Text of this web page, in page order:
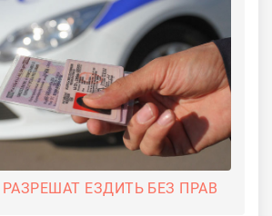
ЕЗДИТЬ БЕЗ ПРАВ